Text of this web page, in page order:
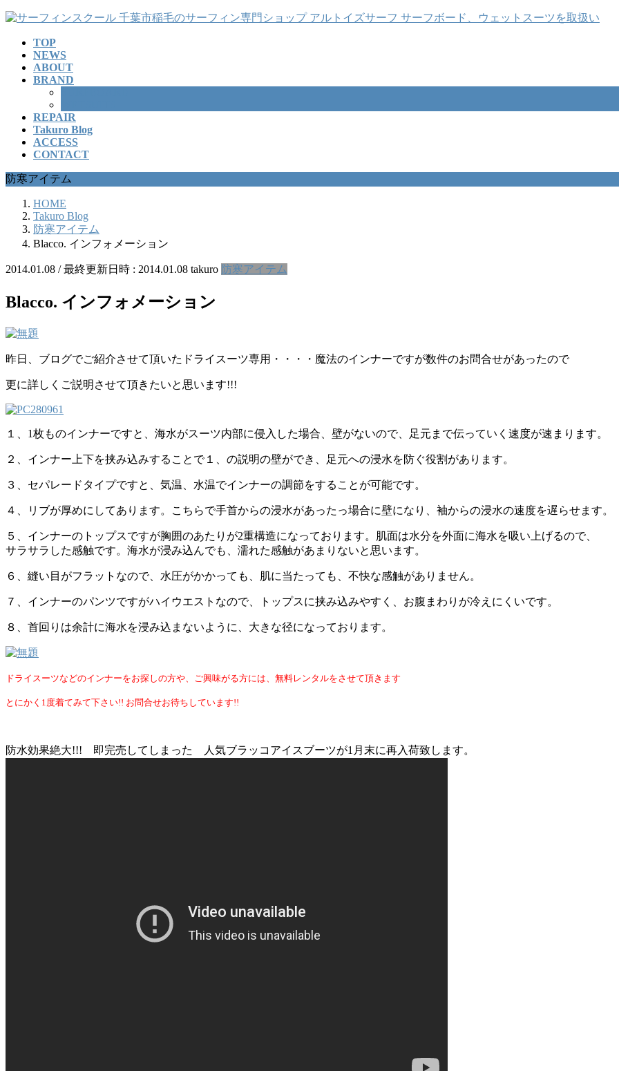
コ
ナ
TOP
NEWS
ABOUT
BRAND
REPAIR
Takuro Blog
ACCESS
CONTACT
防寒アイテム
HOME
Takuro Blog
防寒アイテム
Blacco. インフォメーション
2014.01.08 / 最終更新日時 : 2014.01.08 takuro 防寒アイテム
Blacco. インフォメーション
昨日、ブログでご紹介させて頂いたドライスーツ専用・・・・魔法のインナーですが数件のお問合せがあったので
更に詳しくご説明させて頂きたいと思います!!!
１、1枚ものインナーですと、海水がスーツ内部に侵入した場合、壁がないので、足元まで伝っていく速度が速まります。
２、インナー上下を挟み込みすることで１、の説明の壁ができ、足元への浸水を防ぐ役割があります。
３、セパレードタイプですと、気温、水温でインナーの調節をすることが可能です。
４、リブが厚めにしてあります。こちらで手首からの浸水があったっ場合に壁になり、袖からの浸水の速度を遅らせます。
５、インナーのトップスですが胸囲のあたりが2重構造になっております。肌面は水分を外面に海水を吸い上げるので、
サラサラした感触です。海水が浸み込んでも、濡れた感触があまりないと思います。
６、縫い目がフラットなので、水圧がかかっても、肌に当たっても、不快な感触がありません。
７、インナーのパンツですがハイウエストなので、トップスに挟み込みやすく、お腹まわりが冷えにくいです。
８、首回りは余計に海水を浸み込まないように、大きな径になっております。
ドライスーツなどのインナーをお探しの方や、ご興味がる方には、無料レンタルをさせて頂きます
とにかく1度着てみて下さい!! お問合せお待ちしています!!
防水効果絶大!!! 即完売してしまった 人気ブラッコアイスブーツが1月末に再入荷致します。